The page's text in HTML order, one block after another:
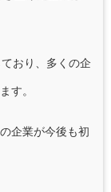
おり、多くの企
す。
企業が今後も初